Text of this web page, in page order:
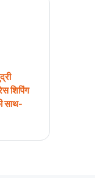
शिपिंग
साथ-